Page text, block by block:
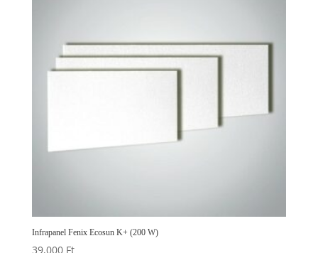
Infrapanel Fenix Ecosun K+ (200 W)
39,000 Ft